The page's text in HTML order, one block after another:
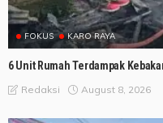
FOKUS KARO RAYA
6 Unit Rumah Terdampak
Redaksi August 8, 2026